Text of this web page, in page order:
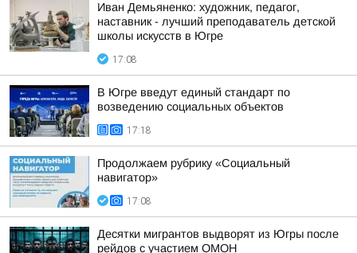
Иван Демьяненко: художник, педагог,
наставник - лучший преподаватель детской
школы искусств в Югре
17:08
В Югре введут единый стандарт по
возведению социальных объектов
17:18
Продолжаем рубрику «Социальный
навигатор»
17:08
Десятки мигрантов выдворят из Югры после
рейдов с участием ОМОН